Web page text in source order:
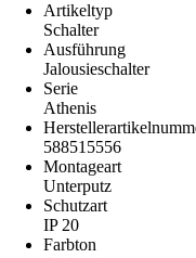
Artikeltyp
Schalter
Ausführung
Jalousieschalter
Serie
Athenis
588515556
Montageart
Unterputz
Schutzart
IP 20
Farbton